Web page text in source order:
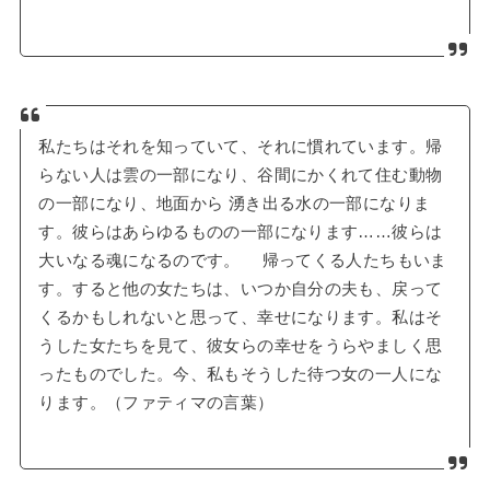
私たちはそれを知っていて、それに慣れています。帰
らない人は雲の一部になり、谷間にかくれて住む動物
の一部になり、地面から 湧き出る水の一部になりま
す。彼らはあらゆるものの一部になります……彼らは
大いなる魂になるのです。 帰ってくる人たちもいま
す。すると他の女たちは、いつか自分の夫も、戻って
くるかもしれないと思って、幸せになります。私はそ
うした女たちを見て、彼女らの幸せをうらやましく思
ったものでした。今、私もそうした待つ女の一人にな
ります。（ファティマの言葉）